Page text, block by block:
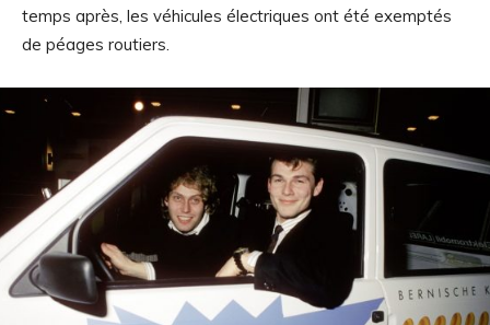
temps après, les véhicules électriques ont été exemptés
de péages routiers.